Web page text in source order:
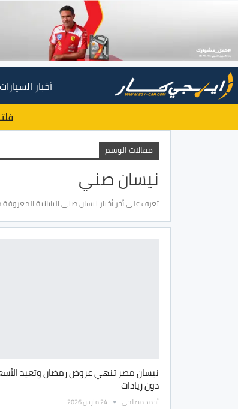
أخبار
مقالات الوسم
نيسان صني
تعرف على أخر أخبار نيسان صني اليابانية
نيسان مصر تنهي عروض رمضان وتعيد
دون زيادات
أحمد مصلحي 24 مارس 2026